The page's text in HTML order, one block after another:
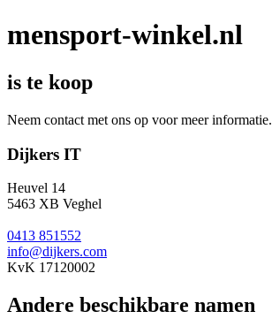
mensport-winkel.nl
is te koop
Neem contact met ons op voor meer informatie.
Dijkers IT
Heuvel 14
5463 XB Veghel
0413 851552
info@dijkers.com
KvK 17120002
Andere beschikbare namen